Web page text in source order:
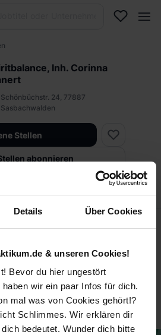
Details Über Cookies
& unseren Cookies!
Bevor du hier ungestört
wir ein paar Infos für dich.
mal was von Cookies gehört!?
Schlimmes. Wir erklären dir
bedeutet. Wunder dich bitte
Inh. Corinna
Schönbüchstr. 24, 77887
Sasbachwalden
Stellen
abonnieren
Kleinunternehmen
Dienstleistung & Kundenservice